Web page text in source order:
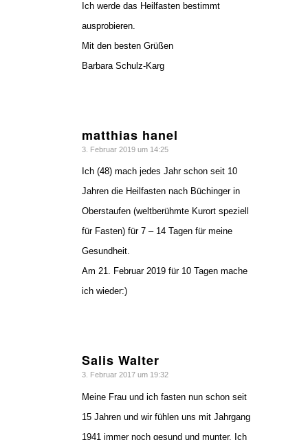
Ich werde das Heilfasten bestimmt
ausprobieren.
Mit den besten Grüßen
Barbara Schulz-Karg
matthias hanel
sagte:
3. Februar 2019 um 14:25
Ich (48) mach jedes Jahr schon seit 10
Jahren die Heilfasten nach Büchinger in
Oberstaufen (weltberühmte Kurort speziell
für Fasten) für 7 – 14 Tagen für meine
Gesundheit.
Am 21. Februar 2019 für 10 Tagen mache
ich wieder:)
Salis Walter
sagte:
3. Februar 2017 um 19:32
Meine Frau und ich fasten nun schon seit
15 Jahren und wir fühlen uns mit Jahrgang
1941 immer noch gesund und munter. Ich